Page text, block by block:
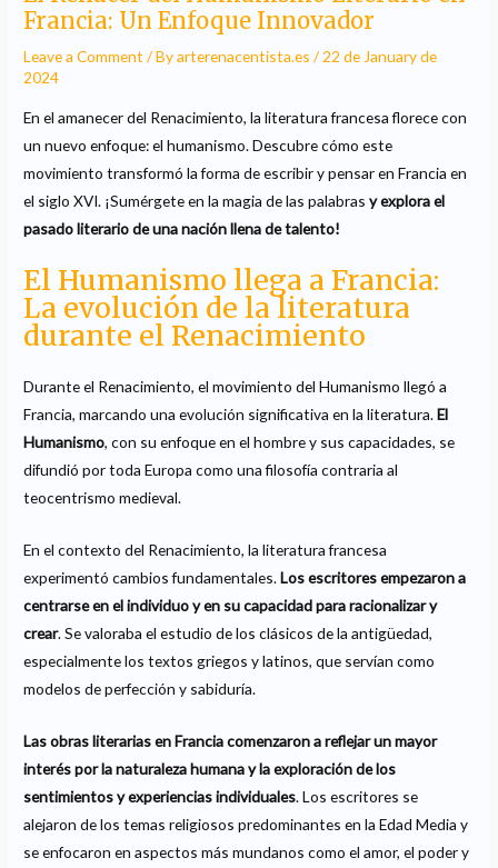
Francia: Un Enfoque Innovador
Leave a Comment / Byarterenacentista.es/ 22 de January de
2024
En el amanecer del Renacimiento, la literatura francesa florece con
un nuevo enfoque: el humanismo. Descubre cómo este
movimiento transformó la forma de escribir y pensar en Francia en
el siglo XVI. ¡Sumérgete en la magia de las palabrasy explora el
pasado literario de una nación llena de talento!
El Humanismo llega a Francia:
La evolución de la literatura
durante el Renacimiento
Durante el Renacimiento, el movimiento del Humanismo llegó a
Francia, marcando una evolución significativa en la literatura.El
Humanismo, con su enfoque en el hombre y sus capacidades, se
difundió por toda Europa como una filosofía contraria al
teocentrismo medieval.
En el contexto del Renacimiento, la literatura francesa
experimentó cambios fundamentales.Los escritores empezaron a
centrarse en el individuo y en su capacidad para racionalizar y
crear. Se valoraba el estudio de los clásicos de la antigüedad,
especialmente los textos griegos y latinos, que servían como
modelos de perfección y sabiduría.
Las obras literarias en Francia comenzaron a reflejar un mayor
interés por la naturaleza humana y la exploración de los
sentimientos y experiencias individuales. Los escritores se
alejaron de los temas religiosos predominantes en la Edad Media y
se enfocaron en aspectos más mundanos como el amor, el poder y